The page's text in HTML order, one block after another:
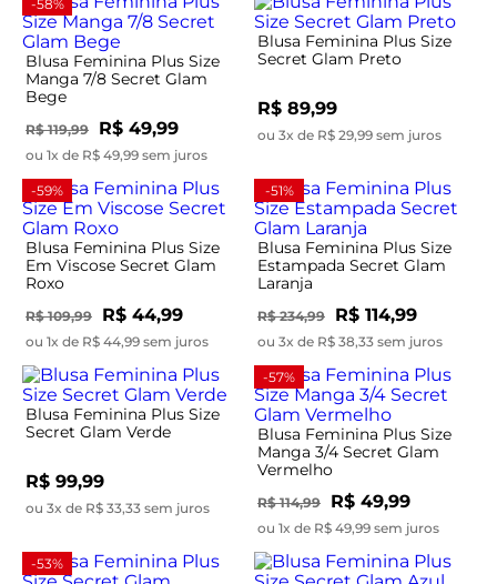
-58%
Blusa Feminina Plus Size
Manga 7/8 Secret Glam
Bege
R$ 119,99 R$ 49,99
ou 1x de R$ 49,99 sem juros
Blusa Feminina Plus Size
Secret Glam Preto
R$ 89,99
ou 3x de R$ 29,99 sem juros
-59%
Blusa Feminina Plus Size
Em Viscose Secret Glam
Roxo
R$ 109,99 R$ 44,99
ou 1x de R$ 44,99 sem juros
-51%
Blusa Feminina Plus Size
Estampada Secret Glam
Laranja
R$ 234,99 R$ 114,99
ou 3x de R$ 38,33 sem juros
Blusa Feminina Plus Size
Secret Glam Verde
R$ 99,99
ou 3x de R$ 33,33 sem juros
-57%
Blusa Feminina Plus Size
Manga 3/4 Secret Glam
Vermelho
R$ 114,99 R$ 49,99
ou 1x de R$ 49,99 sem juros
-53%